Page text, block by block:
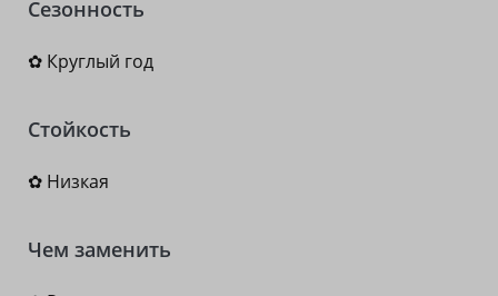
Сезонность
✿ Круглый год
Стойкость
✿ Низкая
Чем заменить